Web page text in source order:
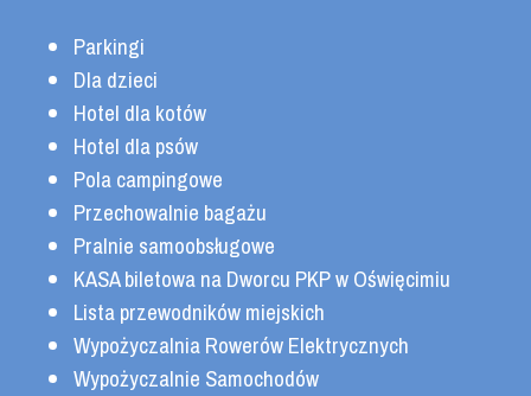
Parkingi
Dla dzieci
Hotel dla kotów
Hotel dla psów
Pola campingowe
Przechowalnie bagażu
Pralnie samoobsługowe
KASA biletowa na Dworcu PKP w Oświęcimiu
Lista przewodników miejskich
Wypożyczalnia Rowerów Elektrycznych
Wypożyczalnie Samochodów